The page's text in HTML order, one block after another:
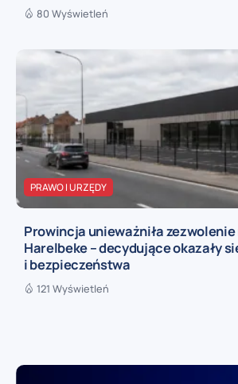
80 Wyświetleń
PRAWO I URZĘDY
Prowincja unieważniła zezwolenie
Harelbeke – decydujące okazały
i bezpieczeństwa
121 Wyświetleń